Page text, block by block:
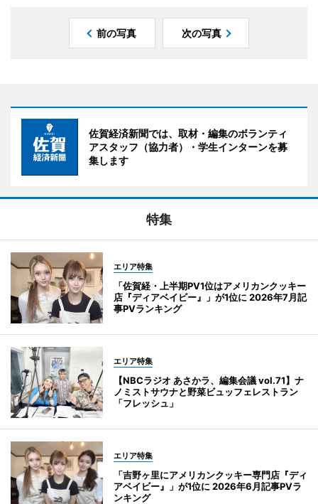
前の写真 次の写真
佐賀経済新聞では、取材・編集のボランティ
アスタッフ（協力者）・学生インターンを募
集します
特集
エリア特集
「佐賀経・上半期PV1位はアメリカンクッキー
店『ディアベイビー』」が1位に 2026年7月記
事PVランキング
エリア特集
【NBCラジオ あさかラ、編集会議 vol.71】ナ
ノミストサウナと野菜ビュッフェレストラン
「フレッシュ」
エリア特集
「吉野ヶ里にアメリカンクッキー専門店『ディ
アベイビー』」が1位に 2026年6月記事PVラ
ンキング